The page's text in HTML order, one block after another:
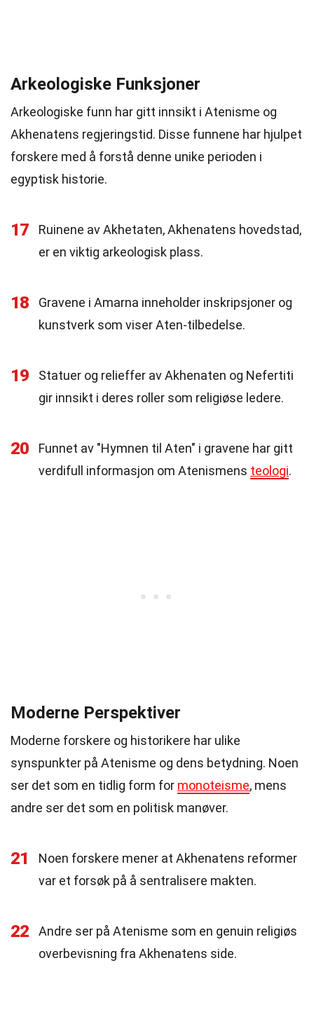
Arkeologiske Funksjoner
Arkeologiske funn har gitt innsikt i Atenisme og
Akhenatens regjeringstid. Disse funnene har hjulpet
forskere med å forstå denne unike perioden i
egyptisk historie.
17
Ruinene av Akhetaten, Akhenatens hovedstad,
er en viktig arkeologisk plass.
18
Gravene i Amarna inneholder inskripsjoner og
kunstverk som viser Aten-tilbedelse.
19
Statuer og relieffer av Akhenaten og Nefertiti
gir innsikt i deres roller som religiøse ledere.
20
Funnet av "Hymnen til Aten" i gravene har gitt
verdifull informasjon om Atenismens teologi.
Moderne Perspektiver
Moderne forskere og historikere har ulike
synspunkter på Atenisme og dens betydning. Noen
ser det som en tidlig form for monoteisme, mens
andre ser det som en politisk manøver.
21
Noen forskere mener at Akhenatens reformer
var et forsøk på å sentralisere makten.
22
Andre ser på Atenisme som en genuin religiøs
overbevisning fra Akhenatens side.